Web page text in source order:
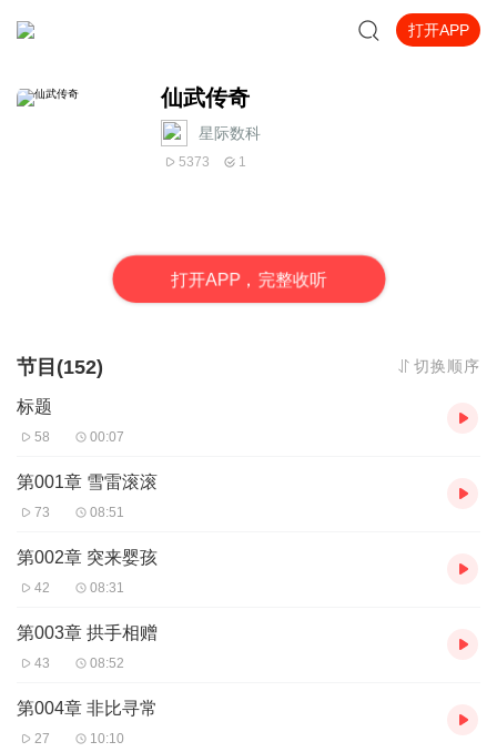
打开APP
仙武传奇
星际数科
5373 1
打开APP，完整收听
节目(152) 切换顺序
标题
58 00:07
第001章 雪雷滚滚
73 08:51
第002章 突来婴孩
42 08:31
第003章 拱手相赠
43 08:52
第004章 非比寻常
27 10:10